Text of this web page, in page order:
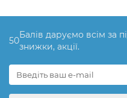
50
Балів даруємо всім за
знижки, акції.